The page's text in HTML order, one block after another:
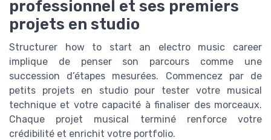
professionnel et ses premiers
projets en studio
Structurer how to start an electro music career
implique de penser son parcours comme une
succession d’étapes mesurées. Commencez par de
petits projets en studio pour tester votre musical
technique et votre capacité à finaliser des morceaux.
Chaque projet musical terminé renforce votre
crédibilité et enrichit votre portfolio.